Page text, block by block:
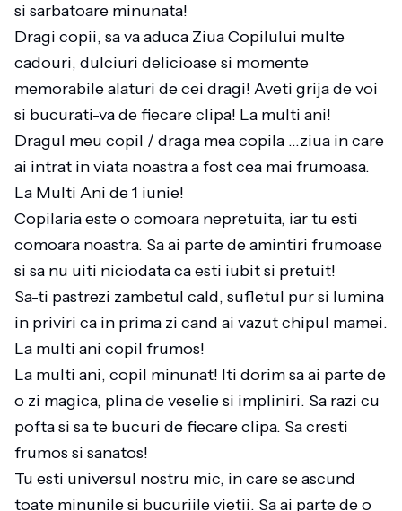
si sarbatoare minunata!
Dragi copii, sa va aduca Ziua Copilului multe
cadouri, dulciuri delicioase si momente
memorabile alaturi de cei dragi! Aveti grija de voi
si bucurati-va de fiecare clipa! La multi ani!
Dragul meu copil / draga mea copila …ziua in care
ai intrat in viata noastra a fost cea mai frumoasa.
La Multi Ani de 1 iunie!
Copilaria este o comoara nepretuita, iar tu esti
comoara noastra. Sa ai parte de amintiri frumoase
si sa nu uiti niciodata ca esti iubit si pretuit!
Sa-ti pastrezi zambetul cald, sufletul pur si lumina
in priviri ca in prima zi cand ai vazut chipul mamei.
La multi ani copil frumos!
La multi ani, copil minunat! Iti dorim sa ai parte de
o zi magica, plina de veselie si impliniri. Sa razi cu
pofta si sa te bucuri de fiecare clipa. Sa cresti
frumos si sanatos!
Tu esti universul nostru mic, in care se ascund
toate minunile si bucuriile vietii. Sa ai parte de o